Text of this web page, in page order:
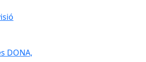
DONA,